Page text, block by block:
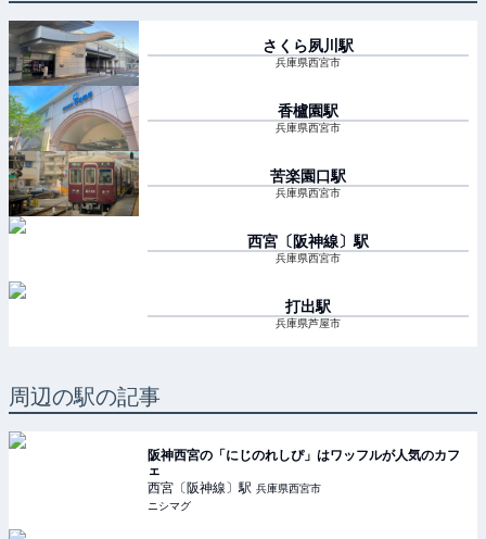
さくら夙川 駅
兵庫県西宮市
香櫨園駅
兵庫県西宮市
苦楽園口駅
兵庫県西宮市
西宮〔阪神線〕 駅
兵庫県西宮市
打出駅
兵庫県芦屋市
周辺の駅の記事
阪神西宮の「にじのれしぴ」はワッフルが人気のカフ
ェ
西宮〔阪神線〕駅 兵庫県西宮市
ニシマグ